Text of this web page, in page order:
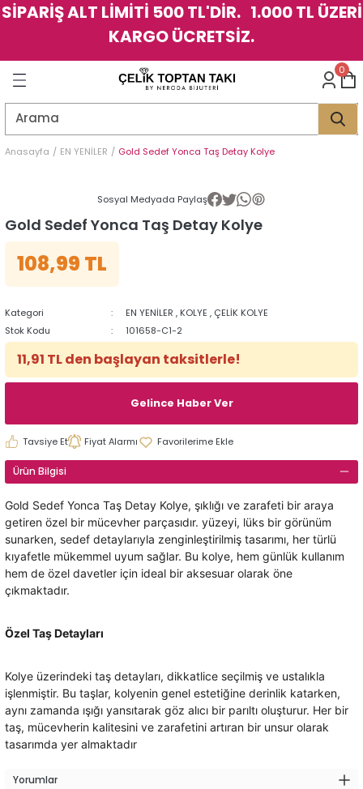
SİPARİŞ ALT LİMİTİ 500 TL'DİR. 1.000 TL ÜZERİ
KARGO ÜCRETSİZ.
Geri Dön
Geri Dön
Geri Dön
Geri Dön
Geri Dön
Geri Dön
0
Anasayfa EN YENİLER Gold Sedef Yonca Taş Detay Kolye
Sosyal Medyada Paylaş
Gold Sedef Yonca Taş Detay Kolye
108,99 TL
Kategori EN YENİLER , KOLYE , ÇELİK KOLYE
Stok Kodu
101658-C1-2
11,91 TL den başlayan taksitlerle!
Gelince Haber Ver
Tavsiye Et Fiyat Alarmı
Ürün Bilgisi
Gold Sedef Yonca Taş Detay Kolye, şıklığı ve zarafeti bir araya
getiren özel bir mücevher parçasıdır. yüzeyi, lüks bir görünüm
sunarken, sedef detaylarıyla zenginleştirilmiş tasarımı, her türlü
kıyafetle mükemmel uyum sağlar. Bu kolye, hem günlük kullanım
hem de özel davetler için ideal bir aksesuar olarak öne
çıkmaktadır.
Özel Taş Detayları
Kolye üzerindeki taş detayları, dikkatlice seçilmiş ve ustalıkla
işlenmiştir. Bu taşlar, kolyenin genel estetiğine derinlik katarken,
aynı zamanda ışığı yansıtarak göz alıcı bir parıltı oluşturur. Her bir
taş, mücevherin kalitesini ve zarafetini artıran bir unsur olarak
tasarımda yer almaktadır
Yorumlar
Geri Dön
Geri Dön
Geri Dön
Geri Dön
Geri Dön
Geri Dön